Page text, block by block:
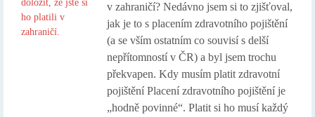
v zahraničí? Nedávno jsem si to zjišťoval,
jak je to s placením zdravotního pojištění
(a se vším ostatním co souvisí s delší
nepřítomností v ČR) a byl jsem trochu
překvapen. Kdy musím platit zdravotní
pojištění Placení zdravotního pojištění je
„hodně povinné“. Platit si ho musí každý